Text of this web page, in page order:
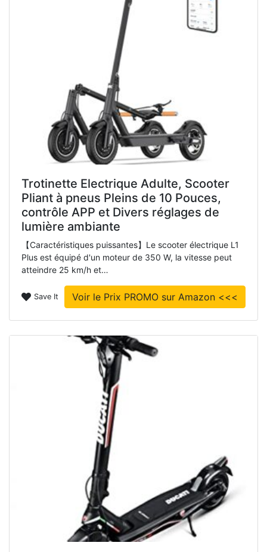
Trotinette Electrique Adulte, Scooter
Pliant à pneus Pleins de 10 Pouces,
contrôle APP et Divers réglages de
lumière ambiante
【Caractéristiques puissantes】Le scooter électrique L1
Plus est équipé d'un moteur de 350 W, la vitesse peut
atteindre 25 km/h et…
Save It Voir le Prix PROMO sur Amazon <<<